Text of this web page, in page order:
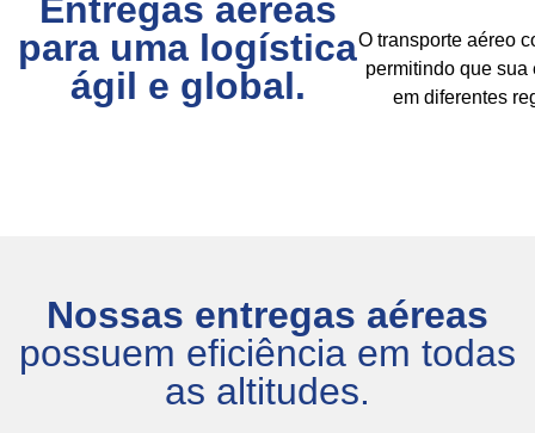
Entregas aéreas
para uma logística
ágil e global.
O transporte aéreo
permitindo que
em diferentes
Nossas entregas aéreas
possuem eficiência em todas
as altitudes.